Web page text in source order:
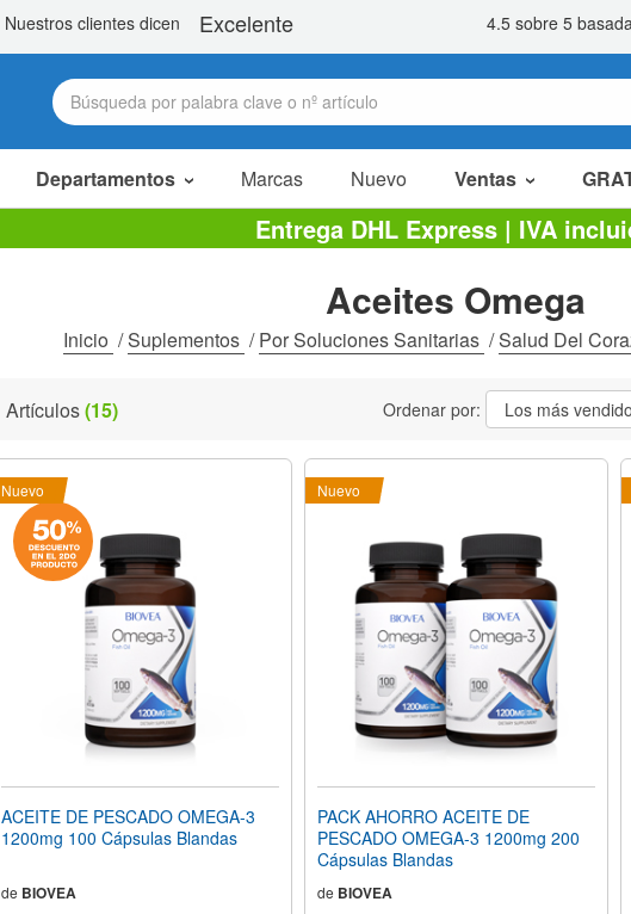
Departamentos Marcas Nuevo VentasArtículos en
Packs Ahorro
Liquidaciones
Entrega DHL Express | IVA
Aceites Omega
Inicio /Suplementos /Por Soluciones Sanitarias /Salud Del
Artículos(15) Ordenar por: Los más
Nuevo
ACEITE DE PESCADO OMEGA-3
1200mg 100 Cápsulas Blandas
de BIOVEA
Nuevo
PACK AHORRO ACEITE DE
PESCADO OMEGA-3 1200mg 200
Cápsulas Blandas
de BIOVEA